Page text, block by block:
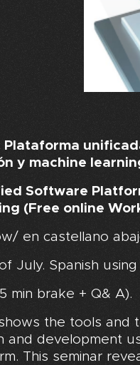
y machine
Software
(Free online
en castellano
July. Spanish using
min brake + Q& A).
the tools and
and development
This seminar